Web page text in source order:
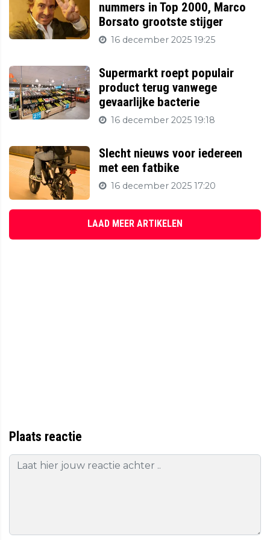
nummers in Top 2000, Marco
Borsato grootste stijger
16 december 2025 19:25
Supermarkt roept populair
product terug vanwege
gevaarlijke bacterie
16 december 2025 19:18
Slecht nieuws voor iedereen
met een fatbike
16 december 2025 17:20
LAAD MEER ARTIKELEN
Plaats reactie